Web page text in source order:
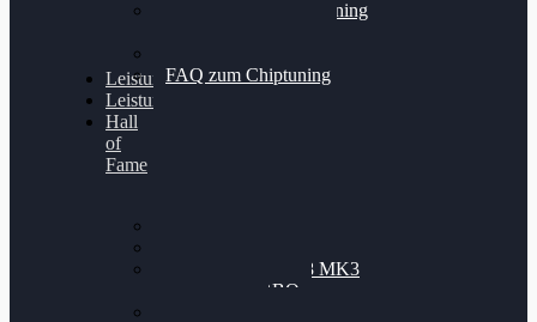
Professionelles Chiptuning
FAQ zum Chiptuning
Leistungsmessung
Leistungsprüfstand
Hall
of
Fame
Nissan GT-R35 3.8 MK3
V6 TWINTURBO